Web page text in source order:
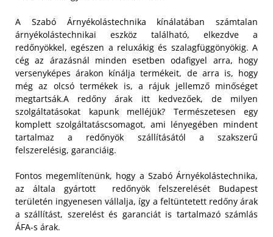
A Szabó Árnyékolástechnika kínálatában számtalan
árnyékolástechnikai eszköz található, elkezdve a
redőnyökkel, egészen a reluxákig és szalagfüggönyökig. A
cég az árazásnál minden esetben odafigyel arra, hogy
versenyképes árakon kínálja termékeit, de arra is, hogy
még az olcsó termékek is, a rájuk jellemző minőséget
megtartsák.A redőny árak itt kedvezőek, de milyen
szolgáltatásokat kapunk melléjük? Természetesen egy
komplett szolgáltatáscsomagot, ami lényegében mindent
tartalmaz a redőnyök szállításától a szakszerű
felszerelésig, garanciáig.
Fontos megemlítenünk, hogy a Szabó Árnyékolástechnika,
az általa gyártott redőnyök felszerelését Budapest
területén ingyenesen vállalja, így a feltüntetett redőny árak
a szállítást, szerelést és garanciát is tartalmazó számlás
ÁFA-s árak.